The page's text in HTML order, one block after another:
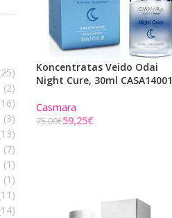
(2)
(3)
(7)
(1)
(1)
Koncentratas Veido Odai
Night Cure, 30ml CASA14001
Casmara
75,00€59,25€